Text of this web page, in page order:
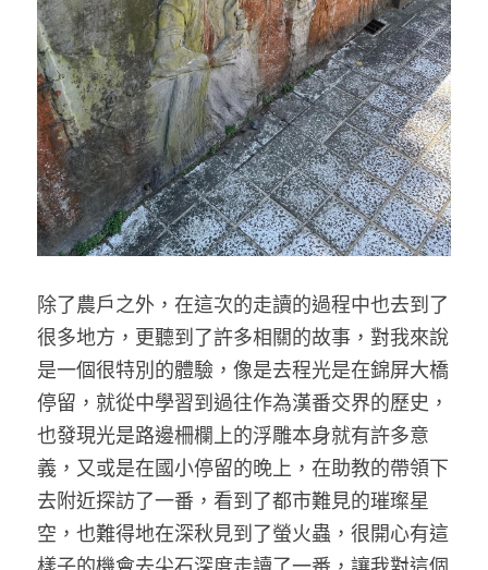
除了農戶之外，在這次的走讀的過程中也去到了
很多地方，更聽到了許多相關的故事，對我來說
是一個很特別的體驗，像是去程光是在錦屏大橋
停留，就從中學習到過往作為漢番交界的歷史，
也發現光是路邊柵欄上的浮雕本身就有許多意
義，又或是在國小停留的晚上，在助教的帶領下
去附近探訪了一番，看到了都市難見的璀璨星
空，也難得地在深秋見到了螢火蟲，很開心有這